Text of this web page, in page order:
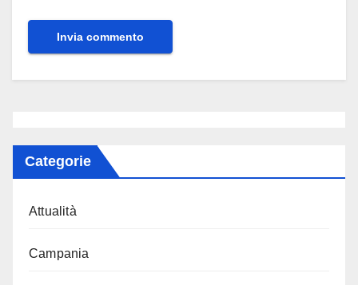
Categorie
Attualità
Campania